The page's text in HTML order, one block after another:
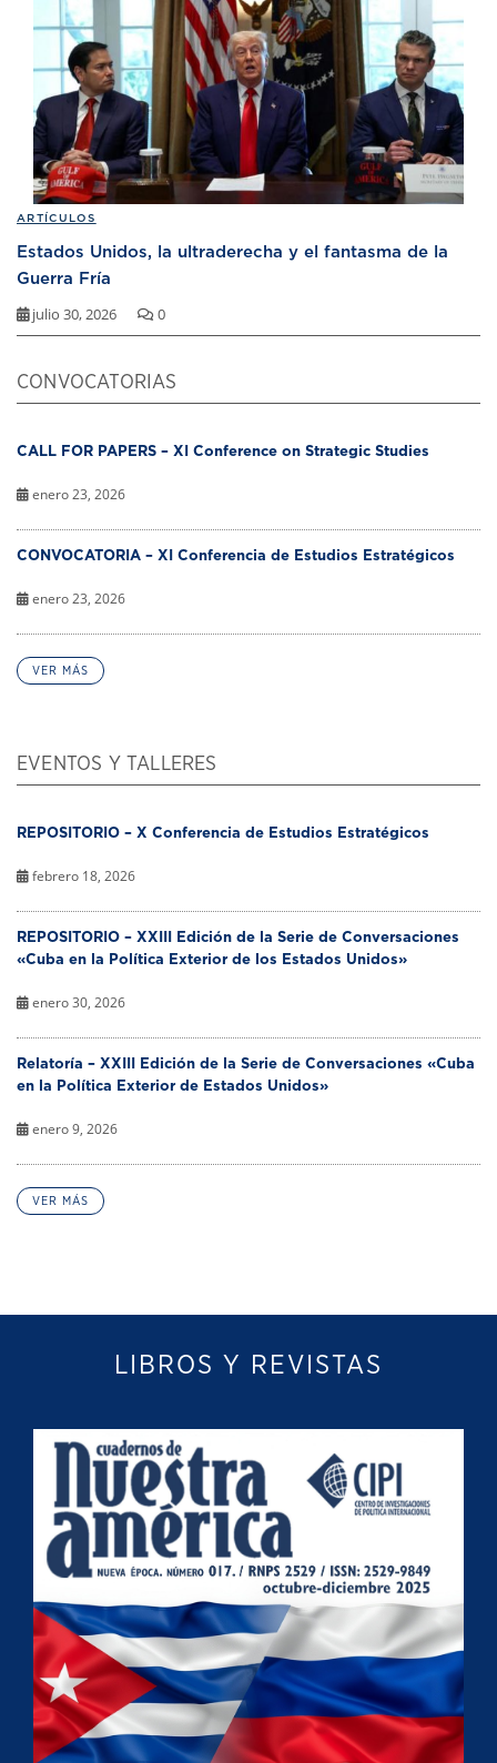
ARTÍCULOS
Estados Unidos, la ultraderecha y el fantasma de la
Guerra Fría
julio 30, 2026 0
CONVOCATORIAS
CALL FOR PAPERS – XI Conference on Strategic Studies
enero 23, 2026
CONVOCATORIA – XI Conferencia de Estudios Estratégicos
enero 23, 2026
VER MÁS
EVENTOS Y TALLERES
REPOSITORIO – X Conferencia de Estudios Estratégicos
febrero 18, 2026
REPOSITORIO – XXIII Edición de la Serie de Conversaciones
«Cuba en la Política Exterior de los Estados Unidos»
enero 30, 2026
Relatoría – XXIII Edición de la Serie de Conversaciones «Cuba
en la Política Exterior de Estados Unidos»
enero 9, 2026
VER MÁS
LIBROS Y REVISTAS